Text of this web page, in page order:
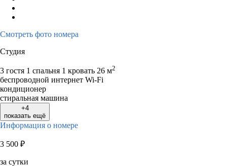
Смотреть фото номера
Студия
3 гостя 1 спальня 1 кровать 26 м2
беспроводной интернет Wi-Fi
кондиционер
стиральная машина
+4
показать ещё
Информация о номере
3 500 ₽
за сутки